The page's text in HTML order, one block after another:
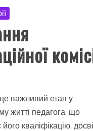
важливий етап у
житті педагога, що
кваліфікацію,